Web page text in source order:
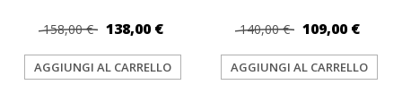
158,00 € 138,00 €
AGGIUNGI AL CARRELLO
140,00 € 109,00 €
AGGIUNGI AL CARRELLO